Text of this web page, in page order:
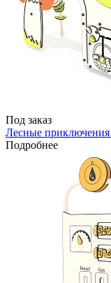
Под заказ
Лесные
Подробнее